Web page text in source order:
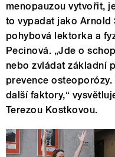
menopauzou vytvořit,
to vypadat jako Arnold
pohybová lektorka a
Pecinová. „Jde o
nebo zvládat základní
prevence
další faktory,“
Terezou Kostkovou.